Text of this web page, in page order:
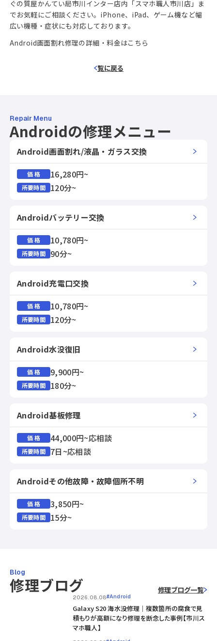
ぐの質屋かんてい局市川インター店内「スマホ職人市川店」ま
でお気軽にご相談ください。iPhone、iPad、ゲーム機など幅
広い機種・症状にも対応しております。
Android画面割れ修理の詳細・料金はこちら
覧に戻る
Repair Menu
Androidの修理メニュー
Android画面割れ/液晶・ガラス交換
価 格 16,280円~
所要時間 120分~
Androidバッテリー交換
価 格 10,780円~
所要時間 90分~
Android充電口交換
価 格 10,780円~
所要時間 120分~
Android水没復旧
価 格 9,900円~
所要時間 180分~
Android基板修理
価 格 44,000円~応相談
所要時間 7日~応相談
Androidその他故障・故障個所不明
価 格 3,850円~
所要時間 15分~
Blog
修理ブログ 修理ブログ一覧
2026.08.08#Android
Galaxy S20 海水没修理｜複数箇所の腐食で見
積もりが高額になり修理を断念した事例【市川ス
マホ職人】